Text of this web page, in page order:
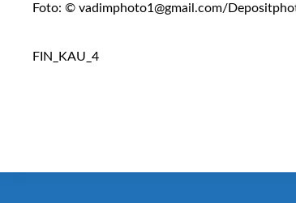
Foto: © vadimphoto1@gmail.com/
FIN_KAU_4